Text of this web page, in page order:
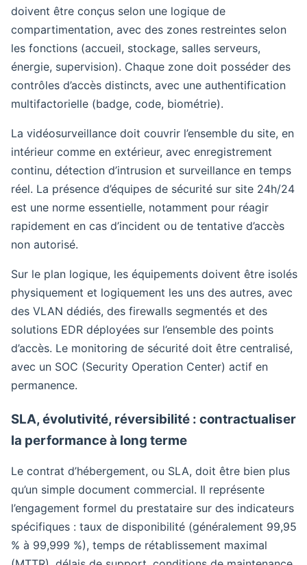
doivent être conçus selon une logique de
compartimentation, avec des zones restreintes selon
les fonctions (accueil, stockage, salles serveurs,
énergie, supervision). Chaque zone doit posséder des
contrôles d’accès distincts, avec une authentification
multifactorielle (badge, code, biométrie).
La vidéosurveillance doit couvrir l’ensemble du site, en
intérieur comme en extérieur, avec enregistrement
continu, détection d’intrusion et surveillance en temps
réel. La présence d’équipes de sécurité sur site 24h/24
est une norme essentielle, notamment pour réagir
rapidement en cas d’incident ou de tentative d’accès
non autorisé.
Sur le plan logique, les équipements doivent être isolés
physiquement et logiquement les uns des autres, avec
des VLAN dédiés, des firewalls segmentés et des
solutions EDR déployées sur l’ensemble des points
d’accès. Le monitoring de sécurité doit être centralisé,
avec un SOC (Security Operation Center) actif en
permanence.
SLA, évolutivité, réversibilité : contractualiser
la performance à long terme
Le contrat d’hébergement, ou SLA, doit être bien plus
qu’un simple document commercial. Il représente
l’engagement formel du prestataire sur des indicateurs
spécifiques : taux de disponibilité (généralement 99,95
% à 99,999 %), temps de rétablissement maximal